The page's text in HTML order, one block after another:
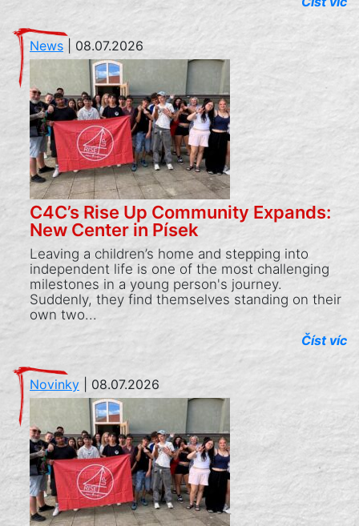
News 08.07.2026
C4C’s Rise Up Community Expands:
New Center in Písek
Leaving a children’s home and stepping into
independent life is one of the most challenging
milestones in a young person's journey.
Suddenly, they find themselves standing on their
own two...
Číst víc
Novinky 08.07.2026